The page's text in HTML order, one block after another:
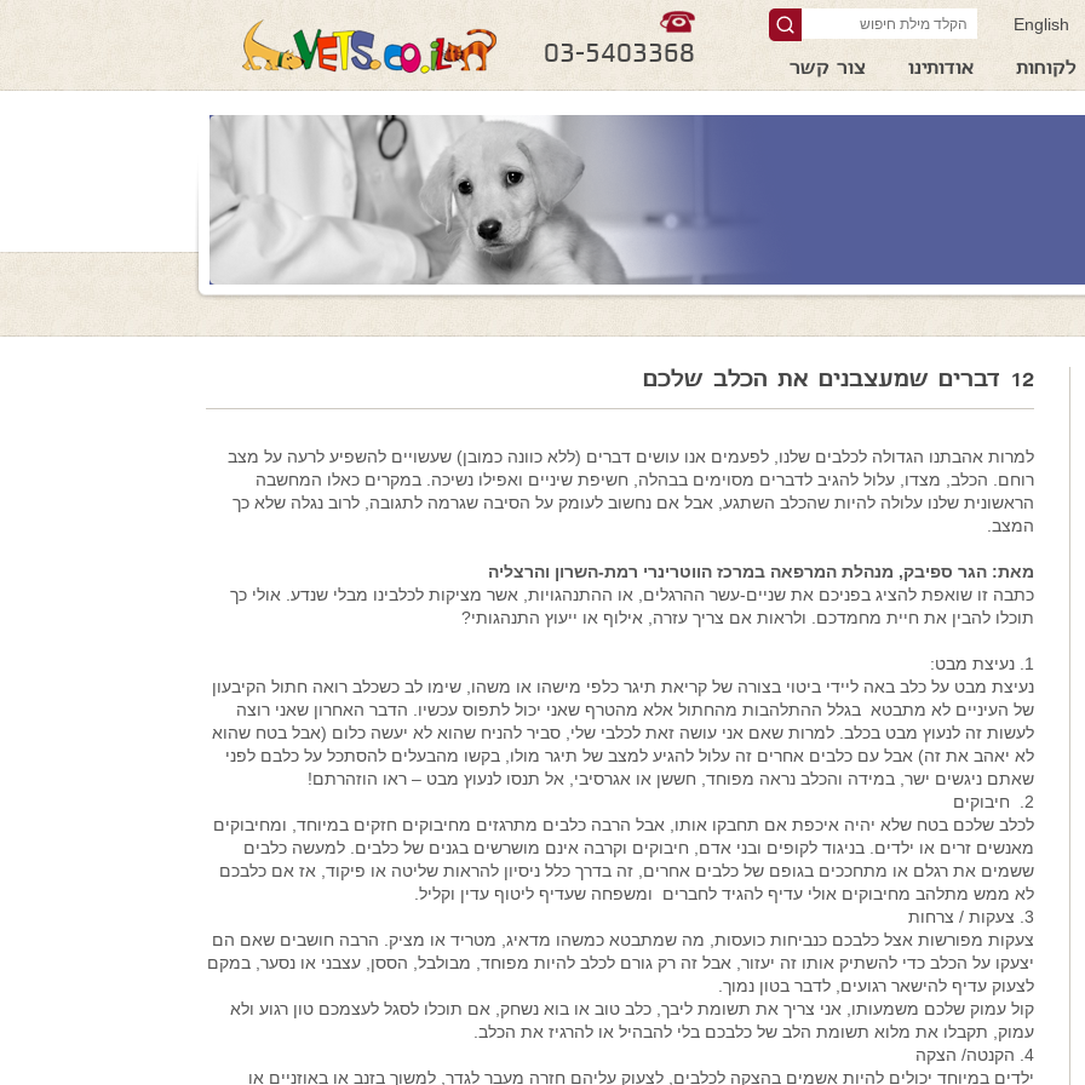
English
לקוחות אודותינו צור קשר
03-5403368
12 דברים שמעצבנים את הכלב שלכם
למרות אהבתנו הגדולה לכלבים שלנו, לפעמים אנו עושים דברים (ללא כוונה כמובן) שעשויים להשפיע לרעה על מצב
רוחם. הכלב, מצדו, עלול להגיב לדברים מסוימים בבהלה, חשיפת שיניים ואפילו נשיכה. במקרים כאלו המחשבה
הראשונית שלנו עלולה להיות שהכלב השתגע, אבל אם נחשוב לעומק על הסיבה שגרמה לתגובה, לרוב נגלה שלא כך
המצב.
מאת: הגר ספיבק, מנהלת המרפאה במרכז הווטרינרי רמת-השרון והרצליה
כתבה זו שואפת להציג בפניכם את שניים-עשר ההרגלים, או ההתנהגויות, אשר מציקות לכלבינו מבלי שנדע. אולי כך
תוכלו להבין את חיית מחמדכם. ולראות אם צריך עזרה, אילוף או ייעוץ התנהגותי?
1. נעיצת מבט:
נעיצת מבט על כלב באה ליידי ביטוי בצורה של קריאת תיגר כלפי מישהו או משהו, שימו לב כשכלב רואה חתול הקיבעון
של העיניים לא מתבטא בגלל ההתלהבות מהחתול אלא מהטרף שאני יכול לתפוס עכשיו. הדבר האחרון שאני רוצה
לעשות זה לנעוץ מבט בכלב. למרות שאם אני עושה זאת לכלבי שלי, סביר להניח שהוא לא יעשה כלום (אבל בטח שהוא
לא יאהב את זה) אבל עם כלבים אחרים זה עלול להגיע למצב של תיגר מולו, בקשו מהבעלים להסתכל על כלבם לפני
שאתם ניגשים ישר, במידה והכלב נראה מפוחד, חששן או אגרסיבי, אל תנסו לנעוץ מבט – ראו הוזהרתם!
2. חיבוקים
לכלב שלכם בטח שלא יהיה איכפת אם תחבקו אותו, אבל הרבה כלבים מתרגזים מחיבוקים חזקים במיוחד, ומחיבוקים
מאנשים זרים או ילדים. בניגוד לקופים ובני אדם, חיבוקים וקרבה אינם מושרשים בגנים של כלבים. למעשה כלבים
ששמים את רגלם או מתחככים בגופם של כלבים אחרים, זה בדרך כלל ניסיון להראות שליטה או פיקוד, אז אם כלבכם
לא ממש מתלהב מחיבוקים אולי עדיף להגיד לחברים ומשפחה שעדיף ליטוף עדין וקליל.
3. צעקות / צרחות
צעקות מפורשות אצל כלבכם כנביחות כועסות, מה שמתבטא כמשהו מדאיג, מטריד או מציק. הרבה חושבים שאם הם
יצעקו על הכלב כדי להשתיק אותו זה יעזור, אבל זה רק גורם לכלב להיות מפוחד, מבולבל, הססן, עצבני או נסער, במקם
לצעוק עדיף להישאר רגועים, לדבר בטון נמוך.
קול עמוק שלכם משמעותו, אני צריך את תשומת ליבך, כלב טוב או בוא נשחק, אם תוכלו לסגל לעצמכם טון רגוע ולא
עמוק, תקבלו את מלוא תשומת הלב של כלבכם בלי להבהיל או להרגיז את הכלב.
4. הקנטה/ הצקה
ילדים במיוחד יכולים להיות אשמים בהצקה לכלבים, לצעוק עליהם חזרה מעבר לגדר, למשוך בזנב או באוזניים או